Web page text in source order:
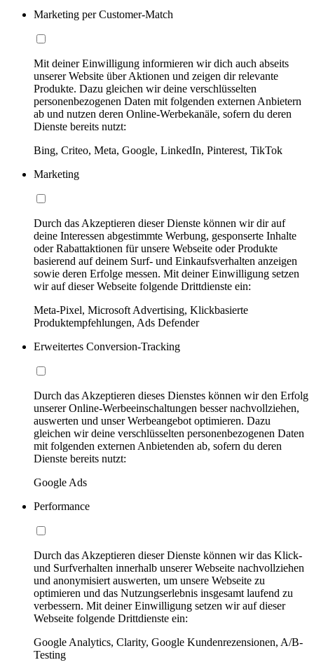
Marketing per Customer-Match
Mit deiner Einwilligung informieren wir dich auch abseits
unserer Website über Aktionen und zeigen dir relevante
Produkte. Dazu gleichen wir deine verschlüsselten
personenbezogenen Daten mit folgenden externen Anbietern
ab und nutzen deren Online-Werbekanäle, sofern du deren
Dienste bereits nutzt:
Bing, Criteo, Meta, Google, LinkedIn, Pinterest, TikTok
Marketing
Durch das Akzeptieren dieser Dienste können wir dir auf
deine Interessen abgestimmte Werbung, gesponserte Inhalte
oder Rabattaktionen für unsere Webseite oder Produkte
basierend auf deinem Surf- und Einkaufsverhalten anzeigen
sowie deren Erfolge messen. Mit deiner Einwilligung setzen
wir auf dieser Webseite folgende Drittdienste ein:
Meta-Pixel, Microsoft Advertising, Klickbasierte
Produktempfehlungen, Ads Defender
Erweitertes Conversion-Tracking
Durch das Akzeptieren dieses Dienstes können wir den Erfolg
unserer Online-Werbeeinschaltungen besser nachvollziehen,
auswerten und unser Werbeangebot optimieren. Dazu
gleichen wir deine verschlüsselten personenbezogenen Daten
mit folgenden externen Anbietenden ab, sofern du deren
Dienste bereits nutzt:
Google Ads
Performance
Durch das Akzeptieren dieser Dienste können wir das Klick-
und Surfverhalten innerhalb unserer Webseite nachvollziehen
und anonymisiert auswerten, um unsere Webseite zu
optimieren und das Nutzungserlebnis insgesamt laufend zu
verbessern. Mit deiner Einwilligung setzen wir auf dieser
Webseite folgende Drittdienste ein:
Google Analytics, Clarity, Google Kundenrezensionen, A/B-
Testing